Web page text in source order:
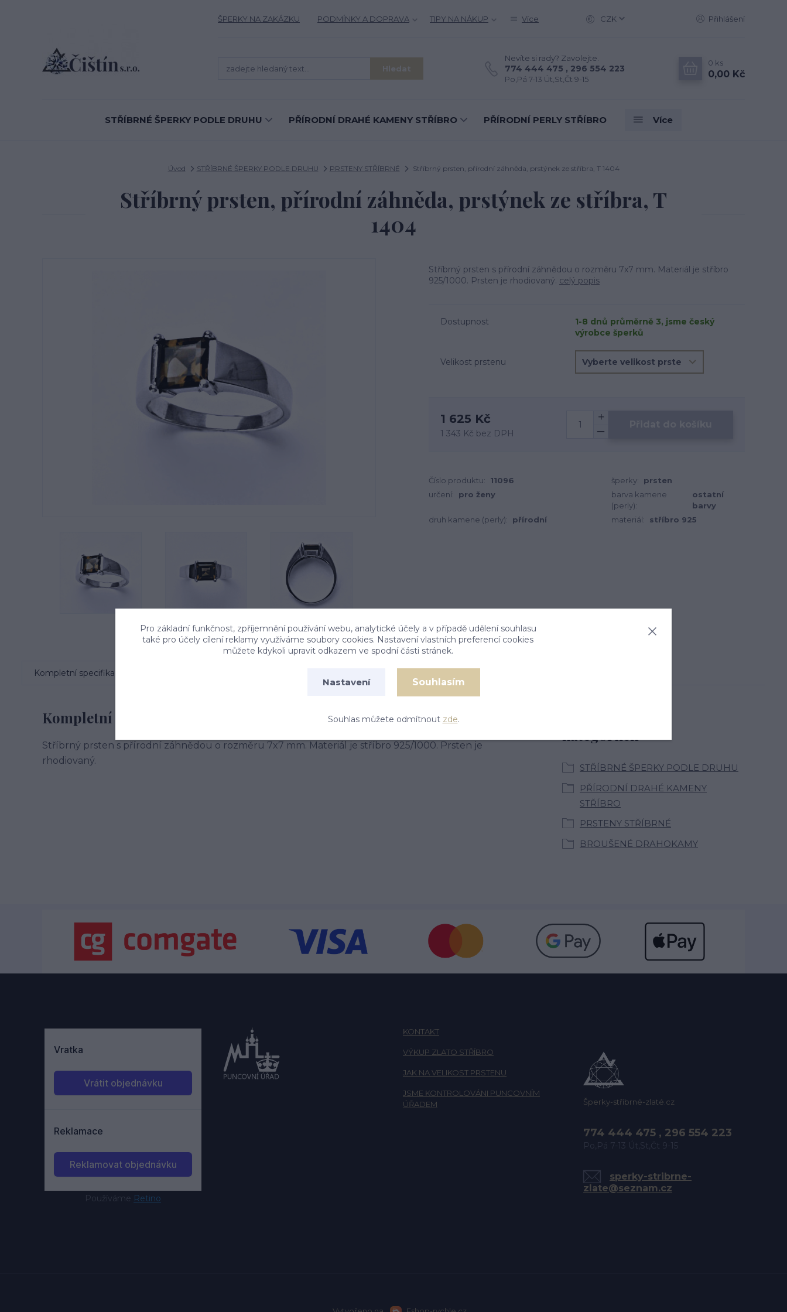
ŠPERKY NA ZAKÁZKU PODMÍNKY A DOPRAVA TIPY NA NÁKUP Více CZK Přihlášení
Hledat
Nevíte si rady? Zavolejte.
774 444 475 , 296 554 223
Po,Pá 7-13 Út,St,Čt 9-15
0 ks
0,00 Kč
STŘÍBRNÉ ŠPERKY PODLE DRUHU PŘÍRODNÍ DRAHÉ KAMENY STŘÍBRO PŘÍRODNÍ PERLY STŘÍBRO Více
Úvod STŘÍBRNÉ ŠPERKY PODLE DRUHU PRSTENY STŘÍBRNÉ Stříbrný prsten, přírodní záhněda, prstýnek ze stříbra, T 1404
Stříbrný prsten, přírodní záhněda, prstýnek ze stříbra, T
1404
Stříbrný prsten s přírodní záhnědou o rozměru 7x7 mm. Materiál je stříbro
925/1000. Prsten je rhodiovaný. celý popis
Dostupnost
1-8 dnů průměrně 3, jsme český
výrobce šperků
Velikost prstenu
1 625 Kč
1 343 Kč bez DPH
Číslo produktu: 11096 šperky:
prsten
určení:
pro ženy
barva kamene
(perly):
ostatní
barvy
druh kamene (perly):
přírodní materiál: stříbro 925
Kompletní specifikace
Kompletní specifikace
Stříbrný prsten s přírodní záhnědou o rozměru 7x7 mm. Materiál je stříbro 925/1000. Prsten je
rhodiovaný.
kategoriích
STŘÍBRNÉ ŠPERKY PODLE DRUHU
PŘÍRODNÍ DRAHÉ KAMENY
STŘÍBRO
PRSTENY STŘÍBRNÉ
BROUŠENÉ DRAHOKAMY
Používáme Retino
KONTAKT
VÝKUP ZLATO STŘÍBRO
JAK NA VELIKOST PRSTENU
JSME KONTROLOVÁNI PUNCOVNÍM
ÚŘADEM
Šperky-stříbrné-zlaté.cz
774 444 475 , 296 554 223
Po,Pá 7-13 Út,St,Čt 9-15
sperky-stribrne-
zlate@seznam.cz
Pro základní funkčnost, zpříjemnění používání webu, analytické účely a v případě udělení souhlasu
také pro účely cílení reklamy využíváme soubory cookies. Nastavení vlastních preferencí cookies
můžete kdykoli upravit odkazem ve spodní části stránek.
Nastavení Souhlasím
Souhlas můžete odmítnout zde.